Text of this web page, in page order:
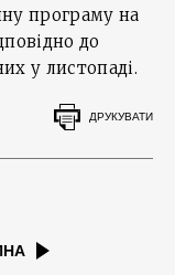
програму на
до
у листопаді.
ДРУКУВАТИ